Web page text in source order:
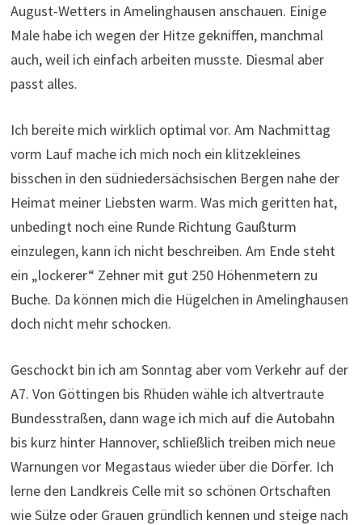
August-Wetters in Amelinghausen anschauen. Einige
Male habe ich wegen der Hitze gekniffen, manchmal
auch, weil ich einfach arbeiten musste. Diesmal aber
passt alles.
Ich bereite mich wirklich optimal vor. Am Nachmittag
vorm Lauf mache ich mich noch ein klitzekleines
bisschen in den südniedersächsischen Bergen nahe der
Heimat meiner Liebsten warm. Was mich geritten hat,
unbedingt noch eine Runde Richtung Gaußturm
einzulegen, kann ich nicht beschreiben. Am Ende steht
ein „lockerer“ Zehner mit gut 250 Höhenmetern zu
Buche. Da können mich die Hügelchen in Amelinghausen
doch nicht mehr schocken.
Geschockt bin ich am Sonntag aber vom Verkehr auf der
A7. Von Göttingen bis Rhüden wähle ich altvertraute
Bundesstraßen, dann wage ich mich auf die Autobahn
bis kurz hinter Hannover, schließlich treiben mich neue
Warnungen vor Megastaus wieder über die Dörfer. Ich
lerne den Landkreis Celle mit so schönen Ortschaften
wie Sülze oder Grauen gründlich kennen und steige nach